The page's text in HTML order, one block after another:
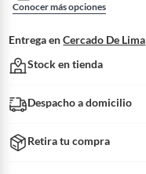
Conocer más opciones
Entrega en Cercado De Lima
Stock en tienda
Despacho a domicilio
Retira tu compra